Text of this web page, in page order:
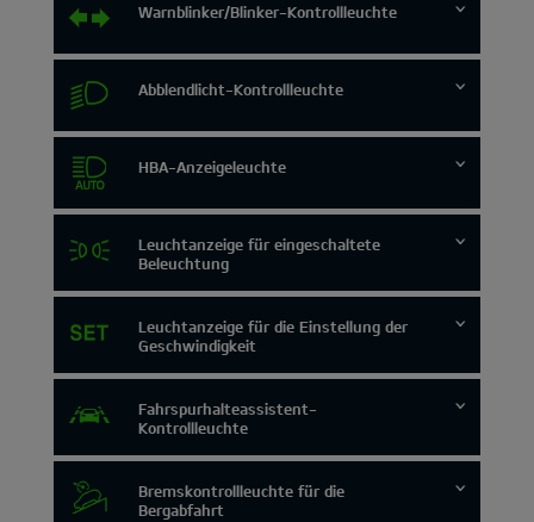
Warnblinker/Blinker-Kontrollleuchte
Abblendlicht-Kontrollleuchte
HBA-Anzeigeleuchte
Leuchtanzeige für eingeschaltete
Beleuchtung
Leuchtanzeige für die Einstellung der
Geschwindigkeit
Fahrspurhalteassistent-
Kontrollleuchte
Bremskontrollleuchte für die
Bergabfahrt